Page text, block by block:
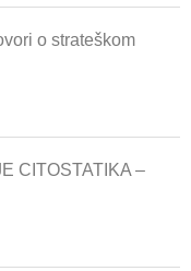
o strateškom
CITOSTATIKA –